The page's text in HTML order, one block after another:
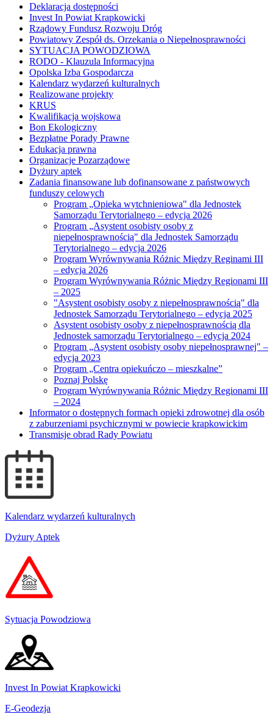
Deklaracja dostępności
Invest In Powiat Krapkowicki
Rządowy Fundusz Rozwoju Dróg
Powiatowy Zespół ds. Orzekania o Niepełnosprawności
SYTUACJA POWODZIOWA
RODO - Klauzula Informacyjna
Opolska Izba Gospodarcza
Kalendarz wydarzeń kulturalnych
Realizowane projekty
KRUS
Kwalifikacja wojskowa
Bon Ekologiczny
Bezpłatne Porady Prawne
Edukacja prawna
Organizacje Pozarządowe
Dyżury aptek
Zadania finansowane lub dofinansowane z państwowych
funduszy celowych
Program „Opieka wytchnieniowa" dla Jednostek
Samorządu Terytorialnego – edycja 2026
Program „Asystent osobisty osoby z
niepełnosprawnością" dla Jednostek Samorządu
Terytorialnego – edycja 2026
Program Wyrównywania Różnic Między Reginami III
– edycja 2026
Program Wyrównywania Różnic Między Regionami III
– 2025
"Asystent osobisty osoby z niepełnosprawnością" dla
Jednostek Samorządu Terytorialnego – edycja 2025
Asystent osobisty osoby z niepełnosprawnością dla
Jednostek samorządu Terytorialnego – edycja 2024
Program „Asystent osobisty osoby niepełnosprawnej" –
edycja 2023
Program „Centra opiekuńczo – mieszkalne”
Poznaj Polskę
Program Wyrównywania Różnic Między Regionami III
– 2024
Informator o dostępnych formach opieki zdrowotnej dla osób
z zaburzeniami psychicznymi w powiecie krapkowickim
Transmisje obrad Rady Powiatu
Kalendarz wydarzeń kulturalnych
Dyżury Aptek
Sytuacja Powodziowa
Invest In Powiat Krapkowicki
E-Geodezja